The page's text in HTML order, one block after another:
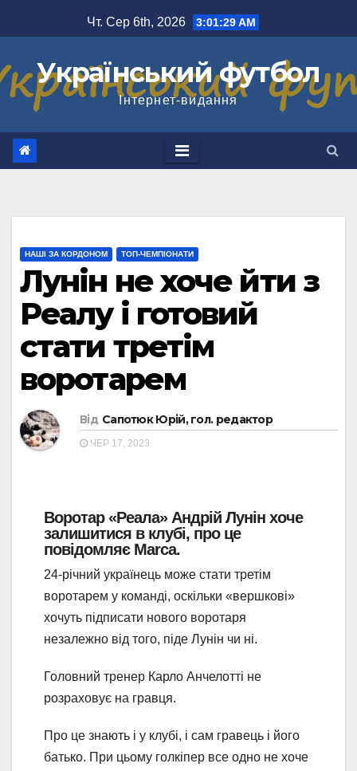
до
Чт. Сер 6th, 2026 3:01:30 AM
Український футбол
Інтернет-видання
НАШІ ЗА КОРДОНОМ ТОП-ЧЕМПІОНАТИ
Лунін не хоче йти з
Реалу і готовий
стати третім
воротарем
Від Сапотюк Юрій, гол. редактор
ЧЕР 17, 2023
Воротар «Реала» Андрій Лунін хоче
залишитися в клубі, про це
повідомляє Marca.
24-річний українець може стати третім
воротарем у команді, оскільки «вершкові»
хочуть підписати нового воротаря
незалежно від того, піде Лунін чи ні.
Головний тренер Карло Анчелотті не
розраховує на гравця.
Про це знають і у клубі, і сам гравець і його
батько. При цьому голкіпер все одно не хоче